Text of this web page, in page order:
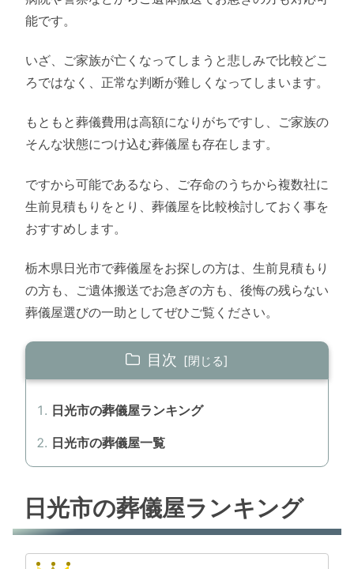
能です。
いざ、ご家族が亡くなってしまうと悲しみで比較どこ
ろではなく、正常な判断が難しくなってしまいます。
もともと葬儀費用は高額になりがちですし、ご家族の
そんな状態につけ込む葬儀屋も存在します。
ですから可能であるなら、ご存命のうちから複数社に
生前見積もりをとり、葬儀屋を比較検討しておく事を
おすすめします。
栃木県日光市で葬儀屋をお探しの方は、生前見積もり
の方も、ご遺体搬送でお急ぎの方も、後悔の残らない
葬儀屋選びの一助としてぜひご覧ください。
目次
日光市の葬儀屋ランキング
日光市の葬儀屋一覧
日光市の葬儀屋ランキング